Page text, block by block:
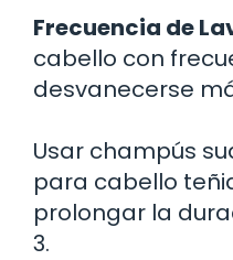
Frecuencia de
cabello con
desvanecerse
Usar champús
para cabello
prolongar la
3.